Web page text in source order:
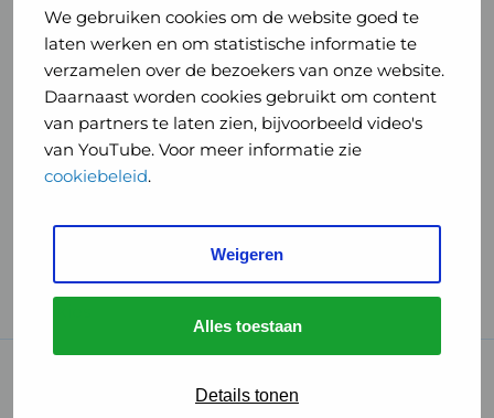
We gebruiken cookies om de website goed te
laten werken en om statistische informatie te
verzamelen over de bezoekers van onze website.
Daarnaast worden cookies gebruikt om content
van partners te laten zien, bijvoorbeeld video's
van YouTube. Voor meer informatie zie
cookiebeleid.
Weigeren
Alles toestaan
Details tonen
of
GGD
GHOR
Nederland
of
GGD
GHOR
Nederland
GGD Reizen op social media
GGD Reizen
GGD Reisvaccinaties